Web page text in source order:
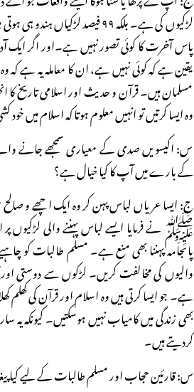
لڑکیوں کی ہے۔ بلکہ ۹۹ فیصد
پاس آخرت کا کوئی تصور نہیں ہے۔اور اگر ایک
یقین ہے کہ کوئی نہیں ہے، ان کا معاملہ یہ ہے کہ
مسلمان ہیں۔ قرآن و حدیث اور اسلامی تاریخ کا
وہ ایسا کرتیں تو انہیں معلوم ہوتا کہ اسلام میں
س: اکیسویں صدی کے معیاری سمجھے جانے
کے بارے میں آپ کا کیا خیال ہے؟
ج: ایسا عریاں لباس پہن کر وہ ایک اچھے و صالح
ﷺ نے فرمایا ایسے لباس پہننے والی لڑکیوں
پائجامہ پہننا بھی منع ہے۔ مسلم طالبات کو
والیوں کی مخالفت کریں۔ لڑکوں سے دوستی
ہے۔ جو ایسا کرتی ہیں وہ اسلام اور قرآن کی کھلم
بھی زندگی میں کامیاب نہیں ہوسکتیں۔ کیونکہ یہ
کردیتے ہیں۔
س: قارئین حجاب اور مسلم طالبات کے لیے